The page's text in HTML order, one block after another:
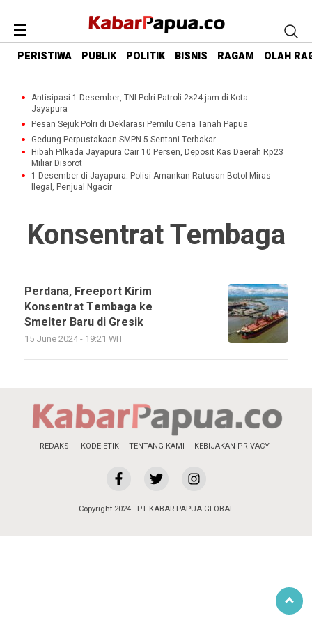
PERISTIWA PUBLIK POLITIK BISNIS RAGAM OLAH
Antisipasi 1 Desember, TNI Polri Patroli 2×24 jam di Kota
Jayapura
Pesan Sejuk Polri di Deklarasi Pemilu Ceria Tanah Papua
Gedung Perpustakaan SMPN 5 Sentani Terbakar
Hibah Pilkada Jayapura Cair 10 Persen, Deposit Kas Daerah Rp23
Miliar Disorot
1 Desember di Jayapura: Polisi Amankan Ratusan Botol Miras
Ilegal, Penjual Ngacir
Konsentrat Tembaga
Perdana, Freeport Kirim
Konsentrat Tembaga ke
Smelter Baru di Gresik
15 June 2024 - 19:21 WIT
REDAKSI KODE ETIK TENTANG KAMI KEBIJAKAN PRIVACY
Copyright 2024 - PT KABAR PAPUA GLOBAL